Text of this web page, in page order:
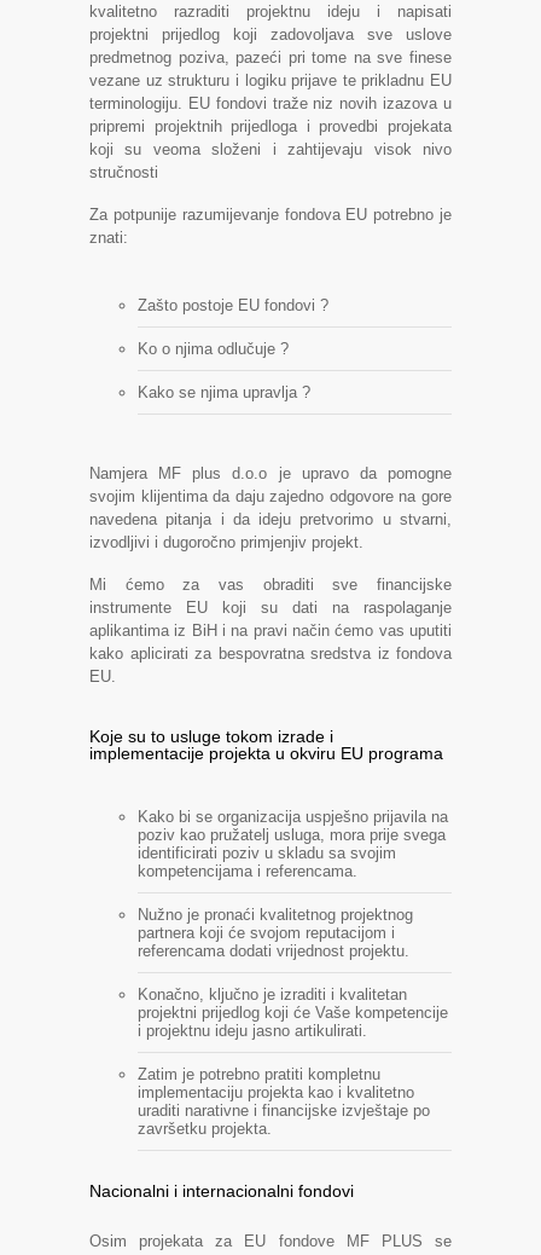
kvalitetno razraditi projektnu ideju i napisati
projektni prijedlog koji zadovoljava sve uslove
predmetnog poziva, pazeći pri tome na sve finese
vezane uz strukturu i logiku prijave te prikladnu EU
terminologiju. EU fondovi traže niz novih izazova u
pripremi projektnih prijedloga i provedbi projekata
koji su veoma složeni i zahtijevaju visok nivo
stručnosti
Za potpunije razumijevanje fondova EU potrebno je
znati:
Zašto postoje EU fondovi ?
Ko o njima odlučuje ?
Kako se njima upravlja ?
Namjera MF plus d.o.o je upravo da pomogne
svojim klijentima da daju zajedno odgovore na gore
navedena pitanja i da ideju pretvorimo u stvarni,
izvodljivi i dugoročno primjenjiv projekt.
Mi ćemo za vas obraditi sve financijske
instrumente EU koji su dati na raspolaganje
aplikantima iz BiH i na pravi način ćemo vas uputiti
kako aplicirati za bespovratna sredstva iz fondova
EU.
Koje su to usluge tokom izrade i
implementacije projekta u okviru EU programa
Kako bi se organizacija uspješno prijavila na
poziv kao pružatelj usluga, mora prije svega
identificirati poziv u skladu sa svojim
kompetencijama i referencama.
Nužno je pronaći kvalitetnog projektnog
partnera koji će svojom reputacijom i
referencama dodati vrijednost projektu.
Konačno, ključno je izraditi i kvalitetan
projektni prijedlog koji će Vaše kompetencije
i projektnu ideju jasno artikulirati.
Zatim je potrebno pratiti kompletnu
implementaciju projekta kao i kvalitetno
uraditi narativne i financijske izvještaje po
završetku projekta.
Nacionalni i internacionalni fondovi
Osim projekata za EU fondove MF PLUS se